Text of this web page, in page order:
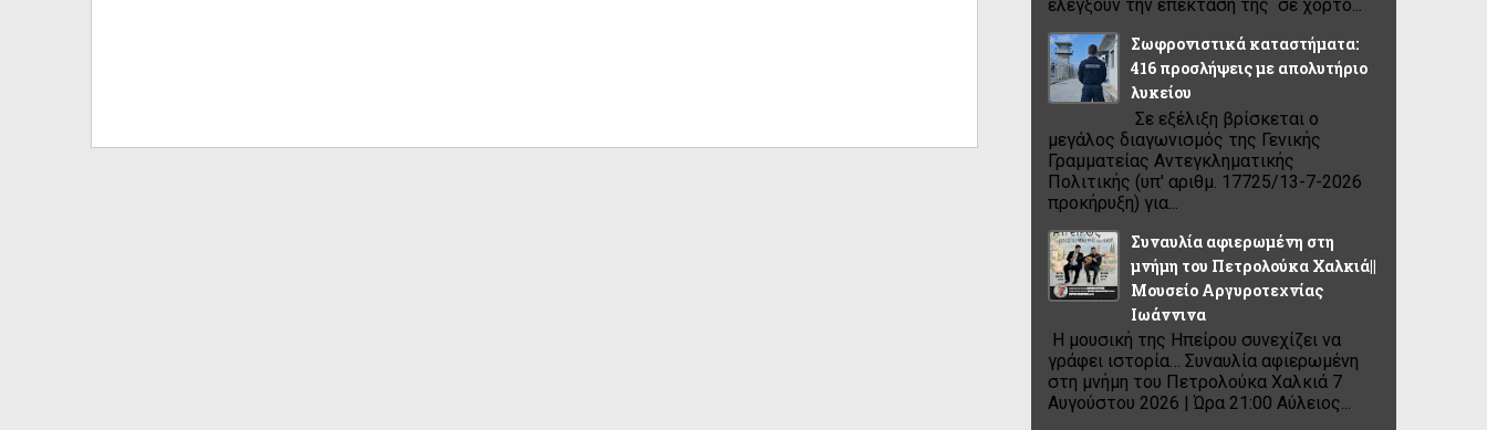
ελέγξουν την επέκτασή της σε χορτο...
Σωφρονιστικά καταστήματα:
416 προσλήψεις με απολυτήριο
λυκείου
Σε εξέλιξη βρίσκεται ο
μεγάλος διαγωνισμός της Γενικής
Γραμματείας Αντεγκληματικής
Πολιτικής (υπ' αριθμ. 17725/13-7-2026
προκήρυξη) για...
Συναυλία αφιερωμένη στη
μνήμη του Πετρολούκα Χαλκιά||
Μουσείο Αργυροτεχνίας
Ιωάννινα
Η μουσική της Ηπείρου συνεχίζει να
γράφει ιστορία… Συναυλία αφιερωμένη
στη μνήμη του Πετρολούκα Χαλκιά 7
Αυγούστου 2026 | Ώρα 21:00 Αύλειος...